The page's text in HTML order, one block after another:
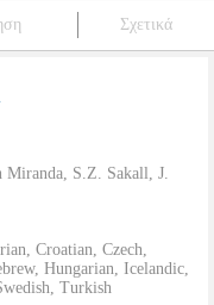
Σχετικά
Miranda, S.Z. Sakall, J.
Croatian, Czech,
Hungarian, Icelandic,
Turkish